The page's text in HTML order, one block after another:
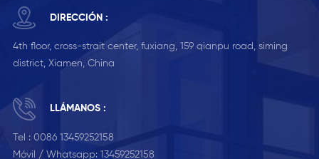
DIRECCIÓN :
4th floor, cross-strait center, fuxiang, 159 qianpu road, siming
district, Xiamen, China
LLÁMANOS :
Tel : 0086 13459252158
Móvil / Whatsapp: 13459252158